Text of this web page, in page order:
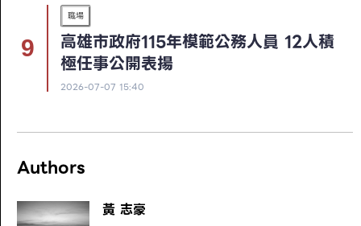
職場
高雄市政府115年模範公務人員 12人積
極任事公開表揚
2026-07-07 15:40
Authors
黃 志豪